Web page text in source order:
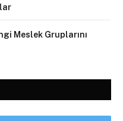
Meslek Gruplarını